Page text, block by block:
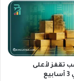
تقفز لأعلى